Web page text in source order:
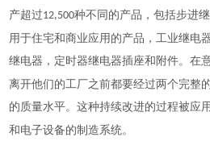
产超过12,500种不同的产品，包括步进
用于住宅和商业应用的产品，工业继电
继电器，定时器继电器插座和附件。在
离开他们的工厂之前都要经过两个完整
的质量水平。这种持续改进的过程被应
和电子设备的制造系统。